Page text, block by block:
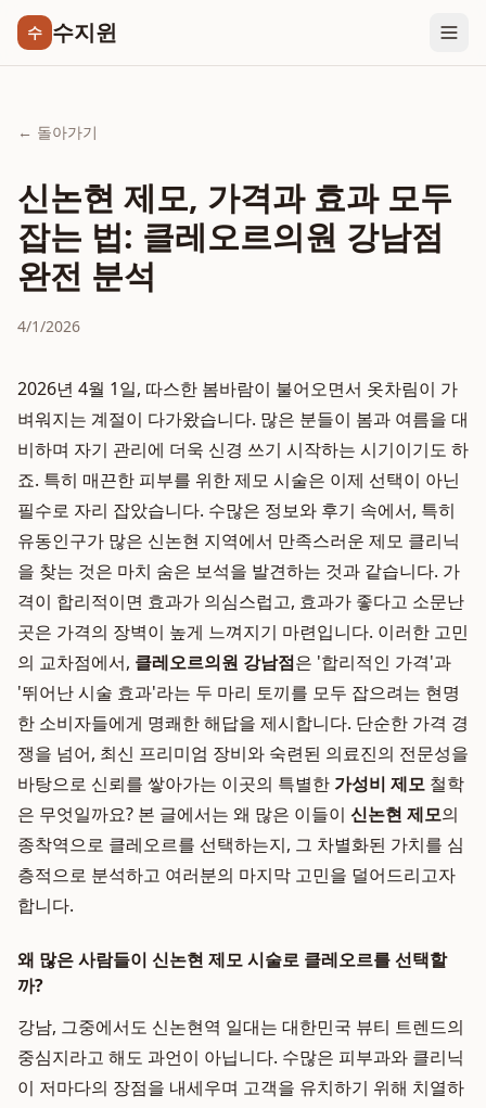
수 수지윈
← 돌아가기
신논현 제모, 가격과 효과 모두
잡는 법: 클레오르의원 강남점
완전 분석
4/1/2026
2026년 4월 1일, 따스한 봄바람이 불어오면서 옷차림이 가
벼워지는 계절이 다가왔습니다. 많은 분들이 봄과 여름을 대
비하며 자기 관리에 더욱 신경 쓰기 시작하는 시기이기도 하
죠. 특히 매끈한 피부를 위한 제모 시술은 이제 선택이 아닌
필수로 자리 잡았습니다. 수많은 정보와 후기 속에서, 특히
유동인구가 많은 신논현 지역에서 만족스러운 제모 클리닉
을 찾는 것은 마치 숨은 보석을 발견하는 것과 같습니다. 가
격이 합리적이면 효과가 의심스럽고, 효과가 좋다고 소문난
곳은 가격의 장벽이 높게 느껴지기 마련입니다. 이러한 고민
의 교차점에서, 클레오르의원 강남점은 '합리적인 가격'과
'뛰어난 시술 효과'라는 두 마리 토끼를 모두 잡으려는 현명
한 소비자들에게 명쾌한 해답을 제시합니다. 단순한 가격 경
쟁을 넘어, 최신 프리미엄 장비와 숙련된 의료진의 전문성을
바탕으로 신뢰를 쌓아가는 이곳의 특별한 가성비 제모 철학
은 무엇일까요? 본 글에서는 왜 많은 이들이 신논현 제모의
종착역으로 클레오르를 선택하는지, 그 차별화된 가치를 심
층적으로 분석하고 여러분의 마지막 고민을 덜어드리고자
합니다.
왜 많은 사람들이 신논현 제모 시술로 클레오르를 선택할
까?
강남, 그중에서도 신논현역 일대는 대한민국 뷰티 트렌드의
중심지라고 해도 과언이 아닙니다. 수많은 피부과와 클리닉
이 저마다의 장점을 내세우며 고객을 유치하기 위해 치열하